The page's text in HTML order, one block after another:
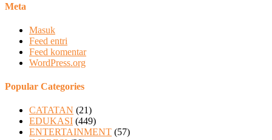
Meta
Masuk
Feed entri
Feed komentar
WordPress.org
Popular Categories
CATATAN (21)
EDUKASI (449)
ENTERTAINMENT (57)